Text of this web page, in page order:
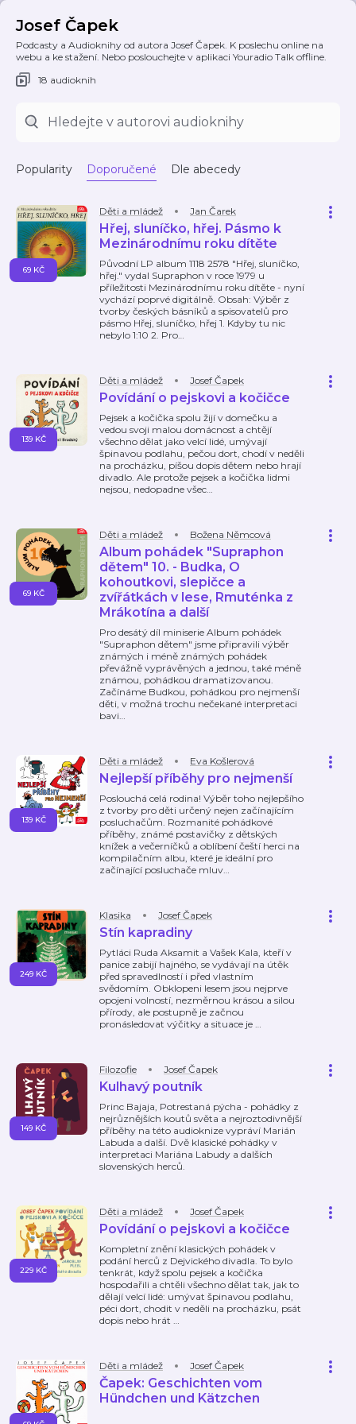
Josef Čapek
Podcasty a Audioknihy od autora Josef Čapek. K poslechu online na
webu a ke stažení. Nebo poslouchejte v aplikaci Youradio Talk offline.
18 audioknih
Popularity Doporučené Dle abecedy
Děti a mládež Jan Čarek
Hřej, sluníčko, hřej. Pásmo k
Mezinárodnímu roku dítěte
Původní LP album 1118 2578 "Hřej, sluníčko,
hřej." vydal Supraphon v roce 1979 u
příležitosti Mezinárodnímu roku dítěte - nyní
vychází poprvé digitálně. Obsah: Výběr z
tvorby českých básníků a spisovatelů pro
pásmo Hřej, sluníčko, hřej 1. Kdyby tu nic
nebylo 1:10 2. Pro…
69 KČ
Děti a mládež Josef Čapek
Povídání o pejskovi a kočičce
Pejsek a kočička spolu žijí v domečku a
vedou svoji malou domácnost a chtějí
všechno dělat jako velcí lidé, umývají
špinavou podlahu, pečou dort, chodí v neděli
na procházku, píšou dopis dětem nebo hrají
divadlo. Ale protože pejsek a kočička lidmi
nejsou, nedopadne všec…
139 KČ
Děti a mládež Božena Němcová
Album pohádek "Supraphon
dětem" 10. - Budka, O
kohoutkovi, slepičce a
zvířátkách v lese, Rmuténka z
Mrákotína a další
Pro desátý díl miniserie Album pohádek
"Supraphon dětem" jsme připravili výběr
známých i méně známých pohádek
převážně vyprávěných a jednou, také méně
známou, pohádkou dramatizovanou.
Začínáme Budkou, pohádkou pro nejmenší
děti, v možná trochu nečekané interpretaci
bavi…
69 KČ
Děti a mládež Eva Košlerová
Nejlepší příběhy pro nejmenší
Poslouchá celá rodina! Výběr toho nejlepšího
z tvorby pro děti určený nejen začínajícím
posluchačům. Rozmanité pohádkové
příběhy, známé postavičky z dětských
knížek a večerníčků a oblíbení čeští herci na
kompilačním albu, které je ideální pro
začínající posluchače mluv…
139 KČ
Klasika Josef Čapek
Stín kapradiny
Pytláci Ruda Aksamit a Vašek Kala, kteří v
panice zabijí hajného, se vydávají na útěk
před spravedlností i před vlastním
svědomím. Obklopeni lesem jsou nejprve
opojeni volností, nezměrnou krásou a silou
přírody, ale postupně je začnou
pronásledovat výčitky a situace je …
249 KČ
Filozofie Josef Čapek
Kulhavý poutník
Princ Bajaja, Potrestaná pýcha - pohádky z
nejrůznějších koutů světa a nejroztodivnější
příběhy na této audioknize vypráví Marián
Labuda a další. Dvě klasické pohádky v
interpretaci Mariána Labudy a dalších
slovenských herců.
149 KČ
Děti a mládež Josef Čapek
Povídání o pejskovi a kočičce
Kompletní znění klasických pohádek v
podání herců z Dejvického divadla. To bylo
tenkrát, když spolu pejsek a kočička
hospodařili a chtěli všechno dělat tak, jak to
dělají velcí lidé: umývat špinavou podlahu,
péci dort, chodit v neděli na procházku, psát
dopis nebo hrát …
229 KČ
Děti a mládež Josef Čapek
Čapek: Geschichten vom
Hündchen und Kätzchen